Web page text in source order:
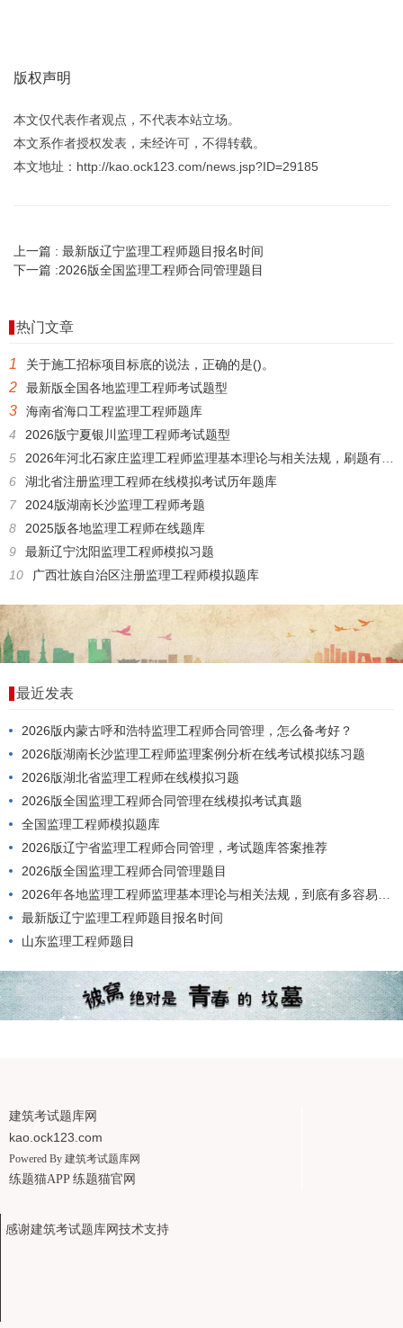
版权声明
本文仅代表作者观点，不代表本站立场。
本文系作者授权发表，未经许可，不得转载。
本文地址：http://kao.ock123.com/news.jsp?ID=29185
上一篇 : 最新版辽宁监理工程师题目报名时间
下一篇 :2026版全国监理工程师合同管理题目
热门文章
1 关于施工招标项目标底的说法，正确的是()。
2 最新版全国各地监理工程师考试题型
3
海南省海口工程监理工程师题库
4
2026版宁夏银川监理工程师考试题型
5
2026年河北石家庄监理工程师监理基本理论与相关法规，刷题有哪些软件?
6
湖北省注册监理工程师在线模拟考试历年题库
7
2024版湖南长沙监理工程师考题
8
2025版各地监理工程师在线题库
9
最新辽宁沈阳监理工程师模拟习题
10
广西壮族自治区注册监理工程师模拟题库
最近发表
2026版内蒙古呼和浩特监理工程师合同管理，怎么备考好？
2026版湖南长沙监理工程师监理案例分析在线考试模拟练习题
2026版湖北省监理工程师在线模拟习题
2026版全国监理工程师合同管理在线模拟考试真题
全国监理工程师模拟题库
2026版辽宁省监理工程师合同管理，考试题库答案推荐
2026版全国监理工程师合同管理题目
2026年各地监理工程师监理基本理论与相关法规，到底有多容易考过？
最新版辽宁监理工程师题目报名时间
山东监理工程师题目
建筑考试题库网
kao.ock123.com
Powered By 建筑考试题库网
练题猫APP 练题猫官网
感谢建筑考试题库网技术支持